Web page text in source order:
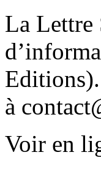
La Lettre
Editions).
à
Voir en